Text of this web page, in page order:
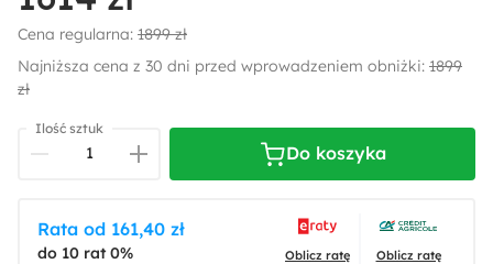
Cena regularna: 1899 zł
Najniższa cena z 30 dni przed wprowadzeniem obniżki: 1899
zł
Ilość sztuk
Do koszyka
Rata od 161,40 zł
do 10 rat 0% Oblicz ratę Oblicz ratę